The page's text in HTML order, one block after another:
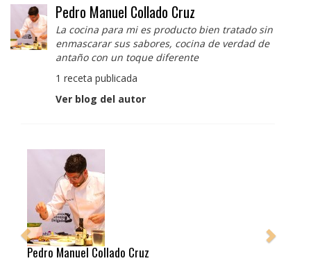
Pedro Manuel Collado Cruz
La cocina para mi es producto bien tratado sin
enmascarar sus sabores, cocina de verdad de
antaño con un toque diferente
1 receta publicada
Ver blog del autor
Pedro Manuel Collado Cruz